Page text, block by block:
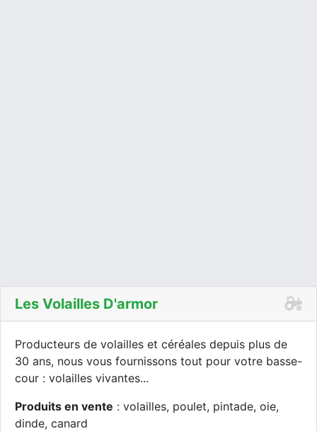
Les Volailles D'armor
Producteurs de volailles et céréales depuis plus de
30 ans, nous vous fournissons tout pour votre basse-
cour : volailles vivantes...
Produits en vente : volailles, poulet, pintade, oie,
dinde, canard